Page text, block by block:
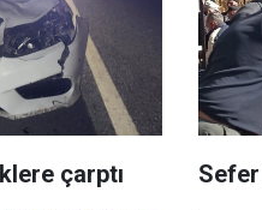
çarptı Sefer